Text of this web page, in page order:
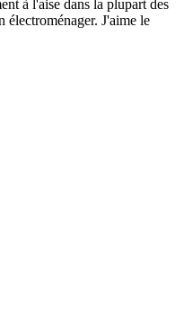
à l'aise dans la plupart des
électroménager. J'aime le